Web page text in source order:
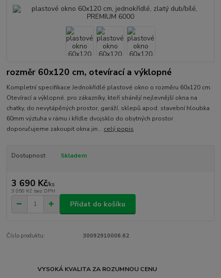
rozměr 60x120 cm, otevírací a výklopné
Kompletní specifikace Jednokřídlé plastové okno o rozměru 60x120 cm.
Otevírací a výklopné. pro zákazníky, kteří shánějí nejlevnější okna na
chatky, do nevytápěných prostor, garáží, sklepů apod. stavební hloubka
60mm výztuha v rámu i křídle dvojsklo do obytných prostor
doporučujeme zakoupit okna jin... celý popis
Dostupnost Skladem
3 690 Kč/ks
3 050 Kč bez DPH
Přidat do košíku
Číslo produktu: 30092910006.62
VYSOKÁ KVALITA ZA ROZUMNOU CENU